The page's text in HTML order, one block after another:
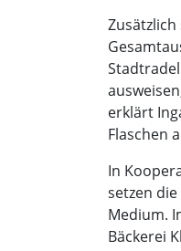
erklärt
Flaschen
In
setzen
Medium.
Bäckerei